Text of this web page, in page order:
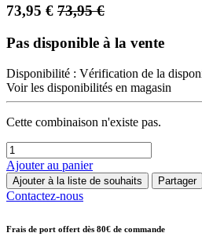
73,95 € 73,95€
Pas disponible à la vente
Disponibilité : Vérification de la
Voir les disponibilités en magasin
Cette combinaison n'existe pas.
Ajouter au panier
Ajouter à la liste de souhaits Partager
Contactez-nous
Frais de port offert dès 80€ de commande